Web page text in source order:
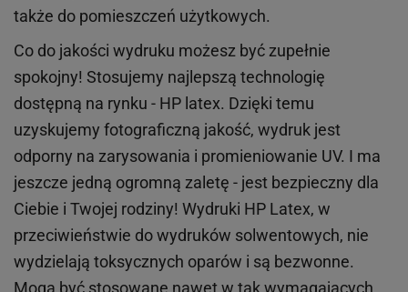
także do pomieszczeń użytkowych.
Co do jakości wydruku możesz być zupełnie
spokojny! Stosujemy najlepszą technologię
dostępną na rynku - HP latex. Dzięki temu
uzyskujemy fotograficzną jakość, wydruk jest
odporny na zarysowania i promieniowanie UV. I ma
jeszcze jedną ogromną zaletę - jest bezpieczny dla
Ciebie i Twojej rodziny! Wydruki HP Latex, w
przeciwieństwie do wydruków solwentowych, nie
wydzielają toksycznych oparów i są bezwonne.
Mogą być stosowane nawet w tak wymagających